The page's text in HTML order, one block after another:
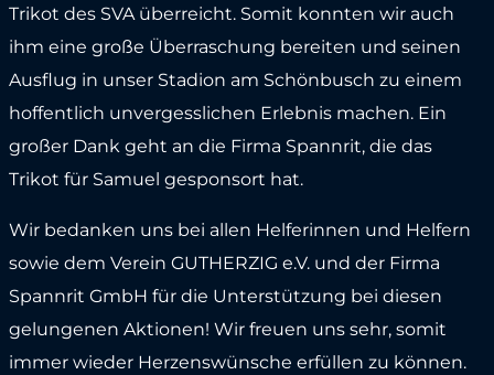
Trikot des SVA überreicht. Somit konnten wir auch
ihm eine große Überraschung bereiten und seinen
Ausflug in unser Stadion am Schönbusch zu einem
hoffentlich unvergesslichen Erlebnis machen. Ein
großer Dank geht an die Firma Spannrit, die das
Trikot für Samuel gesponsort hat.
Wir bedanken uns bei allen Helferinnen und Helfern
sowie dem Verein GUTHERZIG e.V. und der Firma
Spannrit GmbH für die Unterstützung bei diesen
gelungenen Aktionen! Wir freuen uns sehr, somit
immer wieder Herzenswünsche erfüllen zu können.